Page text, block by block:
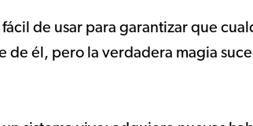
fácil de usar para garantizar que
de él, pero la verdadera magia